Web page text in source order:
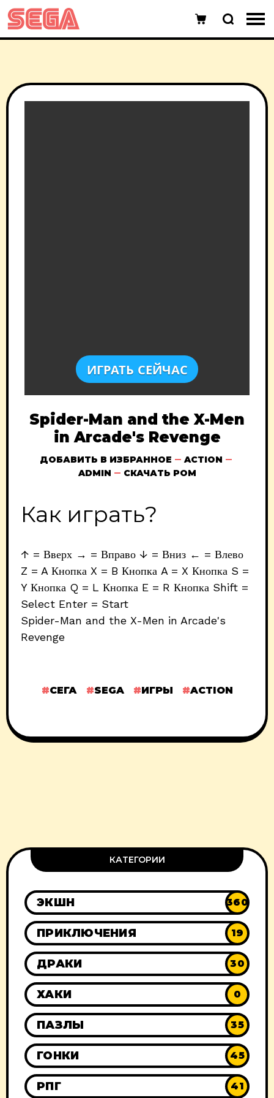
ИГРАТЬ СЕЙЧАС
Spider-Man and the X-Men
in Arcade's Revenge
ДОБАВИТЬ В ИЗБРАННОЕ
ACTION
ADMIN
СКАЧАТЬ РОМ
Как играть?
↑ = Вверх → = Вправо ↓ = Вниз ← = Влево
Z = A Кнопка X = B Кнопка A = X Кнопка S =
Y Кнопка Q = L Кнопка E = R Кнопка Shift =
Select Enter = Start
Spider-Man and the X-Men in Arcade's
Revenge
СЕГА SEGA ИГРЫ ACTION
КАТЕГОРИИ
ЭКШН 360
ПРИКЛЮЧЕНИЯ 19
ДРАКИ 30
ХАКИ 0
ПАЗЛЫ 35
ГОНКИ 45
РПГ 41